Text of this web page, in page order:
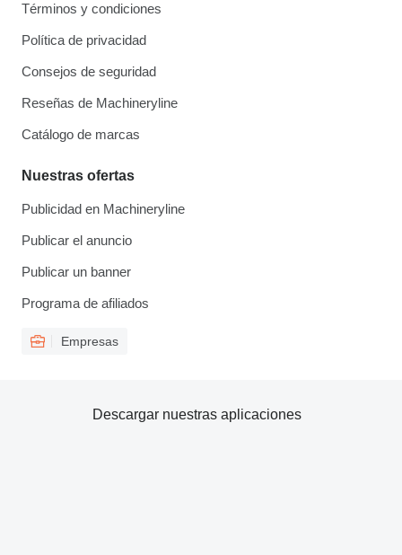
Términos y condiciones
Política de privacidad
Consejos de seguridad
Reseñas de Machineryline
Catálogo de marcas
Nuestras ofertas
Publicidad en Machineryline
Publicar el anuncio
Publicar un banner
Programa de afiliados
Empresas
Descargar nuestras aplicaciones